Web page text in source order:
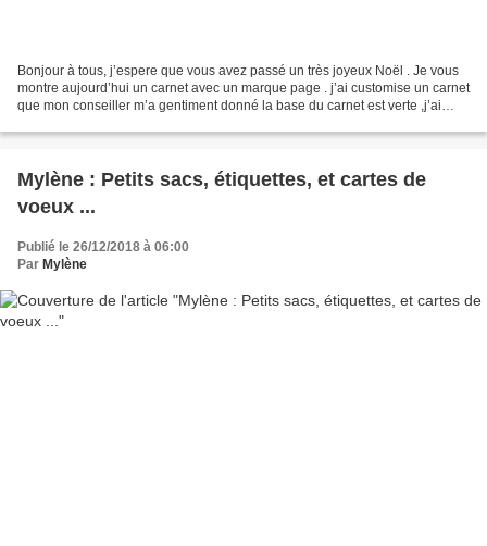
Bonjour à tous, j’espere que vous avez passé un très joyeux Noël . Je vous
montre aujourd’hui un carnet avec un marque page . j’ai customise un carnet
que mon conseiller m’a gentiment donné la base du carnet est verte ,j’ai
Mylène : Petits sacs, étiquettes, et cartes de
voeux ...
Publié le 26/12/2018 à 06:00
Par Mylène